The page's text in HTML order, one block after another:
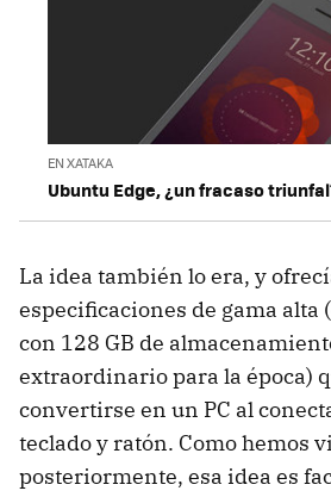
EN XATAKA
Ubuntu Edge, ¿un fracaso
La idea también lo era, y
especificaciones de gama alta
con 128 GB de
extraordinario para la época)
convertirse en un PC al
teclado y ratón. Como hemos
posteriormente, esa idea es